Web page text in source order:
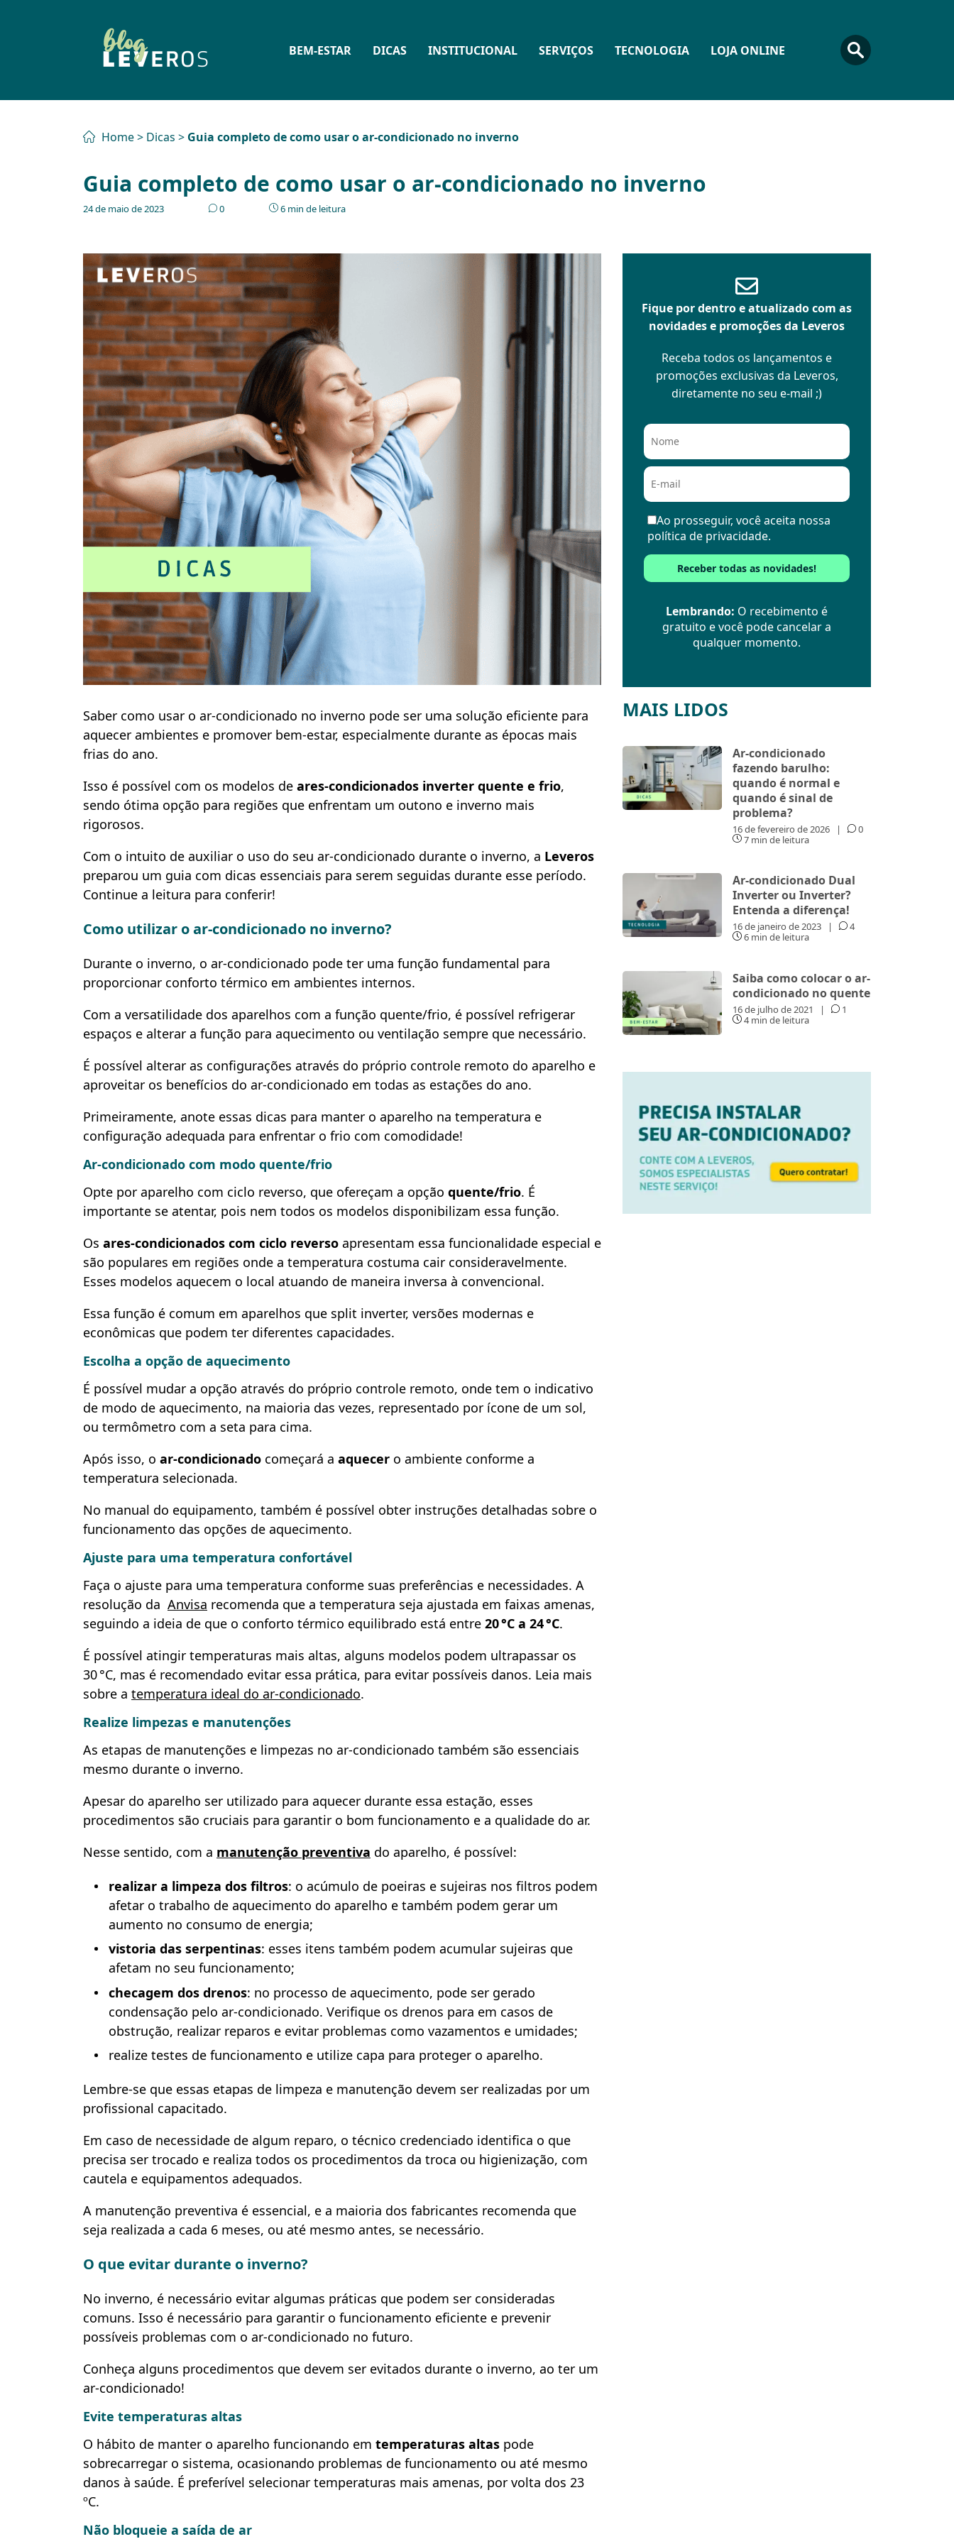
BEM-ESTAR DICAS INSTITUCIONAL SERVIÇOS TECNOLOGIA LOJA ONLINE
Home> Dicas > Guia completo de como usar o ar-condicionado no inverno
Guia completo de como usar o ar-condicionado no inverno
24 de maio de 2023 0 6 min de leitura
Saber como usar o ar-condicionado no inverno pode ser uma solução eficiente para
aquecer ambientes e promover bem-estar, especialmente durante as épocas mais
frias do ano.
Isso é possível com os modelos de ares-condicionados inverter quente e frio,
sendo ótima opção para regiões que enfrentam um outono e inverno mais
rigorosos.
Com o intuito de auxiliar o uso do seu ar-condicionado durante o inverno, a Leveros
preparou um guia com dicas essenciais para serem seguidas durante esse período.
Continue a leitura para conferir!
Como utilizar o ar-condicionado no inverno?
Durante o inverno, o ar-condicionado pode ter uma função fundamental para
proporcionar conforto térmico em ambientes internos.
Com a versatilidade dos aparelhos com a função quente/frio, é possível refrigerar
espaços e alterar a função para aquecimento ou ventilação sempre que necessário.
É possível alterar as configurações através do próprio controle remoto do aparelho e
aproveitar os benefícios do ar-condicionado em todas as estações do ano.
Primeiramente, anote essas dicas para manter o aparelho na temperatura e
configuração adequada para enfrentar o frio com comodidade!
Ar-condicionado com modo quente/frio
Opte por aparelho com ciclo reverso, que ofereçam a opção quente/frio. É
importante se atentar, pois nem todos os modelos disponibilizam essa função.
Os ares-condicionados com ciclo reverso apresentam essa funcionalidade especial e
são populares em regiões onde a temperatura costuma cair consideravelmente.
Esses modelos aquecem o local atuando de maneira inversa à convencional.
Essa função é comum em aparelhos que split inverter, versões modernas e
econômicas que podem ter diferentes capacidades.
Escolha a opção de aquecimento
É possível mudar a opção através do próprio controle remoto, onde tem o indicativo
de modo de aquecimento, na maioria das vezes, representado por ícone de um sol,
ou termômetro com a seta para cima.
Após isso, o ar-condicionado começará a aquecer o ambiente conforme a
temperatura selecionada.
No manual do equipamento, também é possível obter instruções detalhadas sobre o
funcionamento das opções de aquecimento.
Ajuste para uma temperatura confortável
Faça o ajuste para uma temperatura conforme suas preferências e necessidades. A
resolução da Anvisa recomenda que a temperatura seja ajustada em faixas amenas,
seguindo a ideia de que o conforto térmico equilibrado está entre 20 °C a 24 °C.
É possível atingir temperaturas mais altas, alguns modelos podem ultrapassar os
30 °C, mas é recomendado evitar essa prática, para evitar possíveis danos. Leia mais
sobre a temperatura ideal do ar-condicionado.
Realize limpezas e manutenções
As etapas de manutenções e limpezas no ar-condicionado também são essenciais
mesmo durante o inverno.
Apesar do aparelho ser utilizado para aquecer durante essa estação, esses
procedimentos são cruciais para garantir o bom funcionamento e a qualidade do ar.
Nesse sentido, com a manutenção preventiva do aparelho, é possível:
realizar a limpeza dos filtros: o acúmulo de poeiras e sujeiras nos filtros podem
afetar o trabalho de aquecimento do aparelho e também podem gerar um
aumento no consumo de energia;
vistoria das serpentinas: esses itens também podem acumular sujeiras que
afetam no seu funcionamento;
checagem dos drenos: no processo de aquecimento, pode ser gerado
condensação pelo ar-condicionado. Verifique os drenos para em casos de
obstrução, realizar reparos e evitar problemas como vazamentos e umidades;
realize testes de funcionamento e utilize capa para proteger o aparelho.
Lembre-se que essas etapas de limpeza e manutenção devem ser realizadas por um
profissional capacitado.
Em caso de necessidade de algum reparo, o técnico credenciado identifica o que
precisa ser trocado e realiza todos os procedimentos da troca ou higienização, com
cautela e equipamentos adequados.
A manutenção preventiva é essencial, e a maioria dos fabricantes recomenda que
seja realizada a cada 6 meses, ou até mesmo antes, se necessário.
O que evitar durante o inverno?
No inverno, é necessário evitar algumas práticas que podem ser consideradas
comuns. Isso é necessário para garantir o funcionamento eficiente e prevenir
possíveis problemas com o ar-condicionado no futuro.
Conheça alguns procedimentos que devem ser evitados durante o inverno, ao ter um
ar-condicionado!
Evite temperaturas altas
O hábito de manter o aparelho funcionando em temperaturas altas pode
sobrecarregar o sistema, ocasionando problemas de funcionamento ou até mesmo
danos à saúde. É preferível selecionar temperaturas mais amenas, por volta dos 23
ºC.
Não bloqueie a saída de ar
Fique por dentro e atualizado com as
novidades e promoções da Leveros
Receba todos os lançamentos e
promoções exclusivas da Leveros,
diretamente no seu e-mail ;)
Ao prosseguir, você aceita nossa
política de privacidade.
Lembrando: O recebimento é
gratuito e você pode cancelar a
qualquer momento.
MAIS LIDOS
Ar-condicionado
fazendo barulho:
quando é normal e
quando é sinal de
problema?
16 de fevereiro de 2026 |
0
7 min de leitura
Ar-condicionado Dual
Inverter ou Inverter?
Entenda a diferença!
16 de janeiro de 2023 |
4
6 min de leitura
Saiba como colocar o ar-
condicionado no quente
16 de julho de 2021 |
1
4 min de leitura